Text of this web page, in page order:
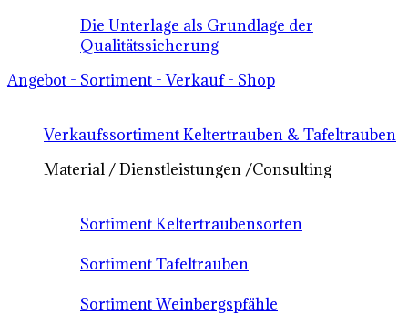
Die Unterlage als Grundlage der
Qualitätssicherung
Angebot - Sortiment - Verkauf - Shop
Verkaufssortiment Keltertrauben & Tafeltrauben
Material / Dienstleistungen /Consulting
Sortiment Keltertraubensorten
Sortiment Tafeltrauben
Sortiment Weinbergspfähle